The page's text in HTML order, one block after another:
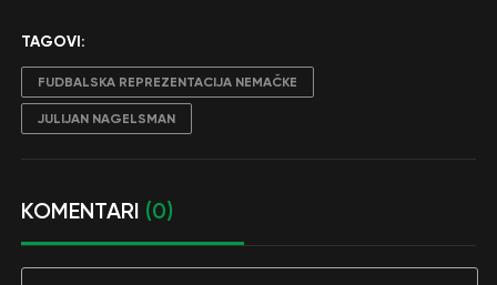
TAGOVI:
FUDBALSKA REPREZENTACIJA NEMAČKE
JULIJAN NAGELSMAN
KOMENTARI (0)